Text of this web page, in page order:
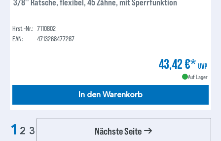
Hrst.-Nr.: 7110802
EAN:
4713268477267
43,42 €* UVP
Auf Lager
In den Warenkorb
1 2 3 Nächste Seite